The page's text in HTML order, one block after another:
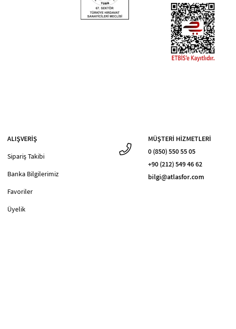
ALIŞVERİŞ
Sipariş Takibi
Banka Bilgilerimiz
Favoriler
Üyelik
MÜŞTERİ HİZMETLERİ
0 (850) 550 55 05
+90 (212) 549 46 62
bilgi@atlasfor.com